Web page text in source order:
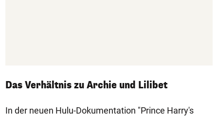
Das Verhältnis zu Archie und Lilibet
In der neuen Hulu-Dokumentation "Prince Harry's